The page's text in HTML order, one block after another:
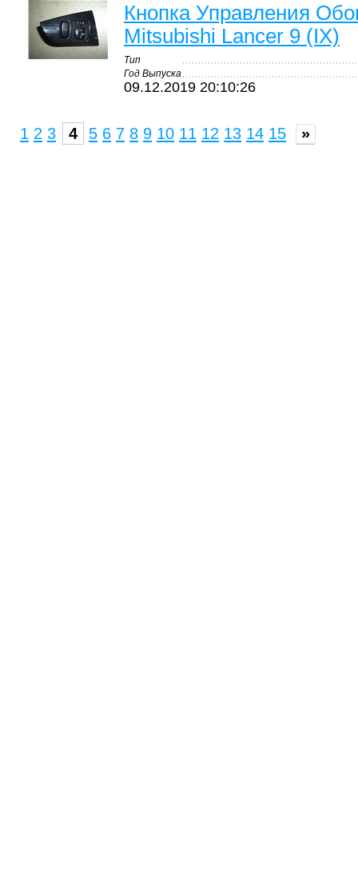
Кнопка Управления
Mitsubishi Lancer 9 (IX)
Тип
Год Выпуска
09.12.2019 20:10:26
1 2 3 4 5 6 7 8 9 10 11 12 13 14 15 »